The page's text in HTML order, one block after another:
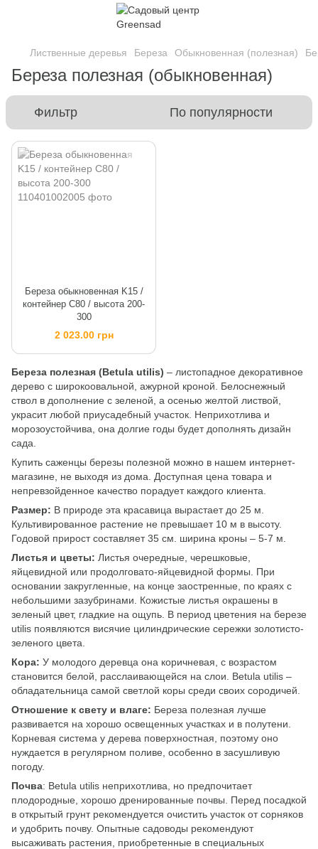
Лиственные деревья Береза Обыкновенная (полезная)
Береза полезная (обыкновенная)
Фильтр По популярности
Береза обыкновенная K15 /
контейнер C80 / высота 200-
300
2 023.00 грн
Береза полезная (Betula utilis) – листопадное декоративное
дерево с широкоовальной, ажурной кроной. Белоснежный
ствол в дополнение с зеленой, а осенью желтой листвой,
украсит любой приусадебный участок. Неприхотлива и
морозоустойчива, она долгие годы будет дополнять дизайн
сада.
Купить саженцы березы полезной можно в нашем интернет-
магазине, не выходя из дома. Доступная цена товара и
непревзойденное качество порадует каждого клиента.
Размер: В природе эта красавица вырастает до 25 м.
Культивированное растение не превышает 10 м в высоту.
Годовой прирост составляет 35 см. ширина кроны – 5-7 м.
Листья и цветы: Листья очередные, черешковые,
яйцевидной или продолговато-яйцевидной формы. При
основании закругленные, на конце заостренные, по краях с
небольшими зазубринами. Кожистые листья окрашены в
зеленый цвет, гладкие на ощупь. В период цветения на березе
utilis появляются висячие цилиндрические сережки золотисто-
зеленого цвета.
Кора: У молодого деревца она коричневая, с возрастом
становится белой, расслаивающейся на слои. Betula utilis –
обладательница самой светлой коры среди своих сородичей.
Отношение к свету и влаге: Береза полезная лучше
развивается на хорошо освещенных участках и в полутени.
Корневая система у дерева поверхностная, поэтому оно
нуждается в регулярном поливе, особенно в засушливую
погоду.
Почва: Betula utilis неприхотлива, но предпочитает
плодородные, хорошо дренированные почвы. Перед посадкой
в открытый грунт рекомендуется очистить участок от сорняков
и удобрить почву. Опытные садоводы рекомендуют
высаживать растения, приобретенные в специальных